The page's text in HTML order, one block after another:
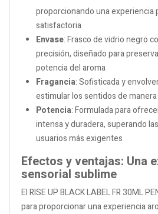
proporcionando una experiencia
satisfactoria
Envase: Frasco de vidrio negro
precisión, diseñado para
potencia del aroma
Fragancia: Sofisticada y
estimular los sentidos de
Potencia: Formulada para
intensa y duradera, superando
usuarios más exigentes
Efectos y ventajas: Una
sensorial sublime
El RISE UP BLACK LABEL FR 30ML
para proporcionar una experiencia